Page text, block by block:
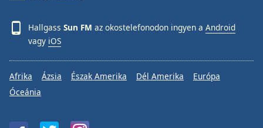
Hallgass Sun FM az okostelefonodon ingyen a Android
vagy iOS
Afrika Ázsia Észak Amerika Dél Amerika
Európa
Óceánia